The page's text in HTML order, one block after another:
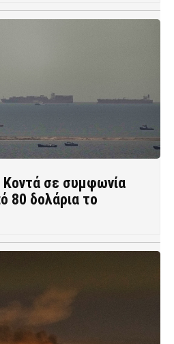
σε συμφωνία
80 δολάρια το